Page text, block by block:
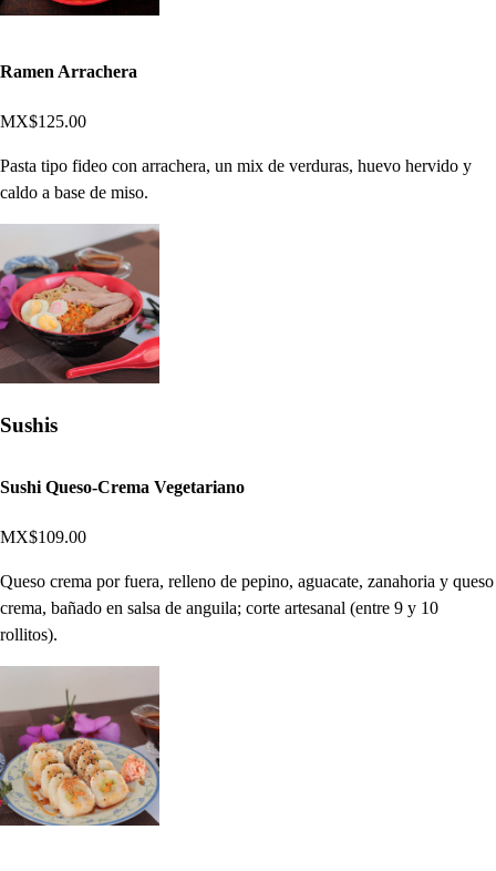
Ramen Arrachera
MX$125.00
Pasta tipo fideo con arrachera, un mix de verduras, huevo hervido y
caldo a base de miso.
Sushis
Sushi Queso-Crema Vegetariano
MX$109.00
Queso crema por fuera, relleno de pepino, aguacate, zanahoria y queso
crema, bañado en salsa de anguila; corte artesanal (entre 9 y 10
rollitos).